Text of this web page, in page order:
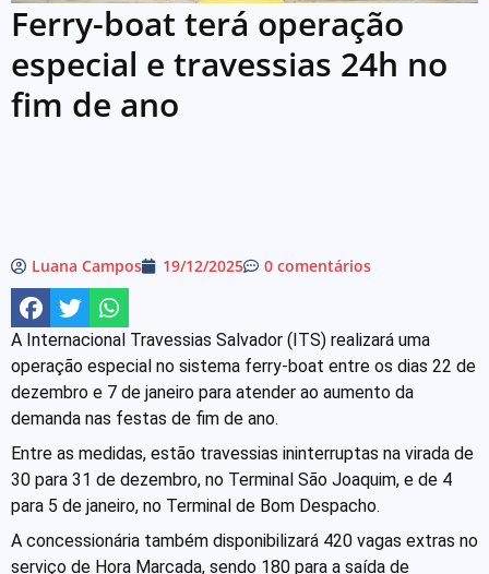
Ferry-boat terá operação
especial e travessias 24h no
fim de ano
Luana Campos 19/12/2025 0 comentários
A Internacional Travessias Salvador (ITS) realizará uma
operação especial no sistema ferry-boat entre os dias 22 de
dezembro e 7 de janeiro para atender ao aumento da
demanda nas festas de fim de ano.
Entre as medidas, estão travessias ininterruptas na virada de
30 para 31 de dezembro, no Terminal São Joaquim, e de 4
para 5 de janeiro, no Terminal de Bom Despacho.
A concessionária também disponibilizará 420 vagas extras no
serviço de Hora Marcada, sendo 180 para a saída de